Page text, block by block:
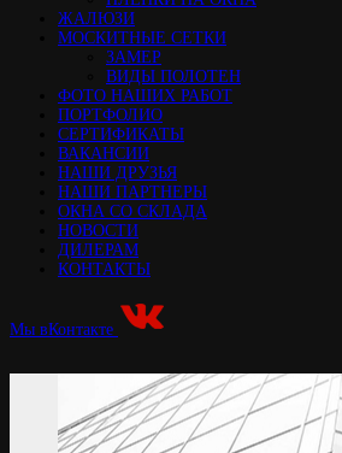
ЖАЛЮЗИ
МОСКИТНЫЕ СЕТКИ
ЗАМЕР
ВИДЫ ПОЛОТЕН
ФОТО НАШИХ РАБОТ
ПОРТФОЛИО
СЕРТИФИКАТЫ
ВАКАНСИИ
НАШИ ДРУЗЬЯ
НАШИ ПАРТНЕРЫ
ОКНА СО СКЛАДА
НОВОСТИ
ДИЛЕРАМ
КОНТАКТЫ
Мы вКонтакте